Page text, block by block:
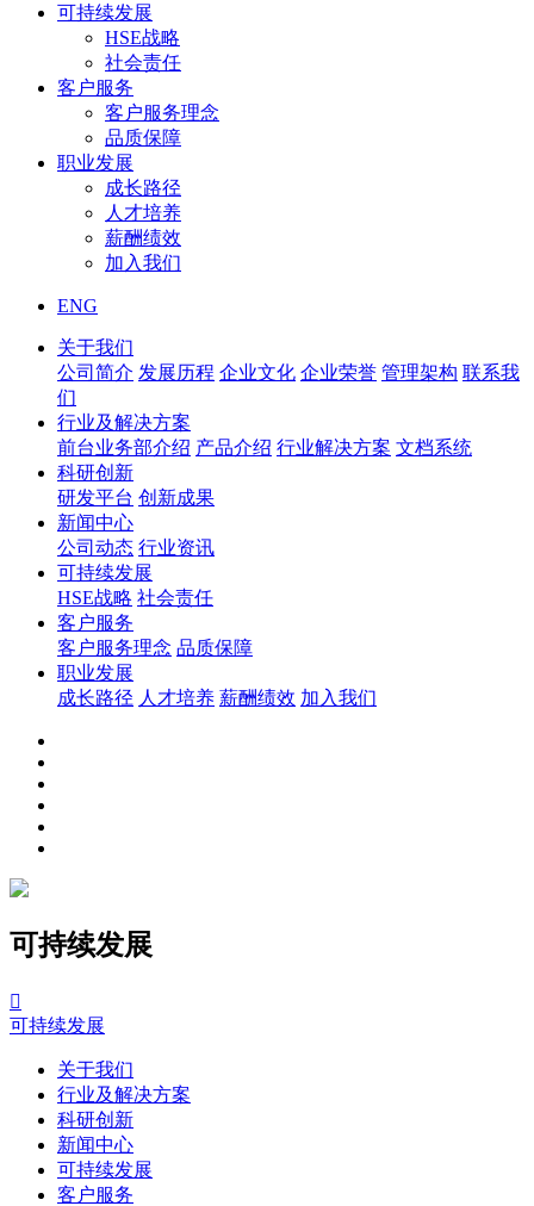
可持续发展
HSE战略
社会责任
客户服务
客户服务理念
品质保障
职业发展
成长路径
人才培养
薪酬绩效
加入我们
ENG
关于我们
公司简介 发展历程 企业文化 企业荣誉 管理架构 联系我
们
行业及解决方案
前台业务部介绍 产品介绍 行业解决方案 文档系统
科研创新
研发平台 创新成果
新闻中心
公司动态 行业资讯
可持续发展
HSE战略 社会责任
客户服务
客户服务理念 品质保障
职业发展
成长路径 人才培养 薪酬绩效 加入我们
可持续发展

可持续发展
关于我们
行业及解决方案
科研创新
新闻中心
可持续发展
客户服务